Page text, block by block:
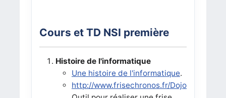
Cours et TD NSI première
Histoire de l'informatique
Une histoire de l'informatique.
http://www.frisechronos.fr/DojoMain.htm